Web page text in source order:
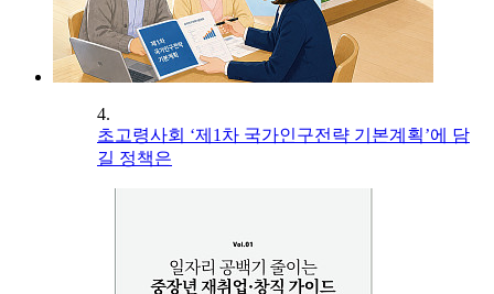
4.
초고령사회 ‘제1차 국가인구전략 기본계획’에 담
길 정책은